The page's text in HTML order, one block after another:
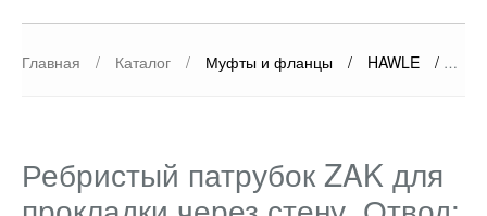
Главная / Каталог / Муфты и фланцы / HAWLE /
Ребристый патрубок ZAK для